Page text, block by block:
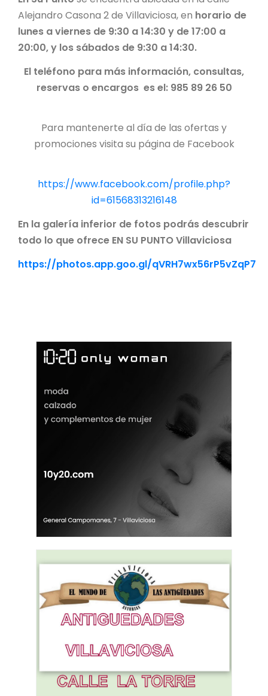
Alejandro Casona 2 de Villaviciosa, en horario de
lunes a viernes de 9:30 a 14:30 y de 17:00 a
20:00, y los sábados de 9:30 a 14:30.
El teléfono para más información, consultas,
reservas o encargos es el: 985 89 26 50
Para mantenerte al día de las ofertas y
promociones visita su página de Facebook
https://www.facebook.com/profile.php?
id=61568313216148
En la galería inferior de fotos podrás descubrir
todo lo que ofrece EN SU PUNTO Villaviciosa
https://photos.app.goo.gl/qVRH7wx56rP5vZqP7